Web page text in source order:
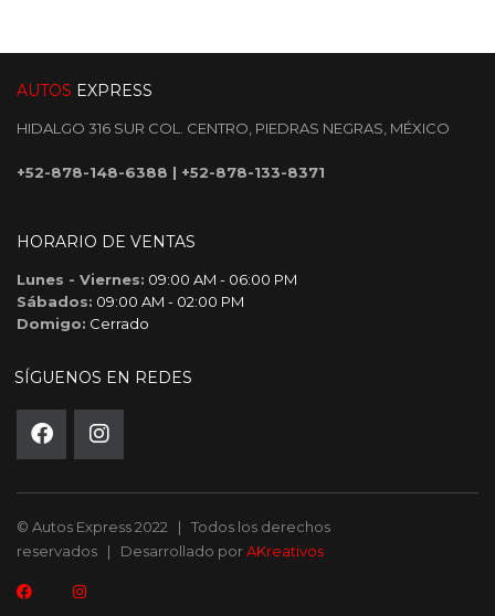
AUTOS EXPRESS
HIDALGO 316 SUR COL. CENTRO, PIEDRAS NEGRAS, MÉXICO
+52-878-148-6388 | +52-878-133-8371
HORARIO DE VENTAS
Lunes - Viernes: 09:00 AM - 06:00 PM
Sábados: 09:00 AM - 02:00 PM
Domigo: Cerrado
SÍGUENOS EN REDES
© Autos Express 2022 | Todos los derechos
reservados | Desarrollado porAKreativos